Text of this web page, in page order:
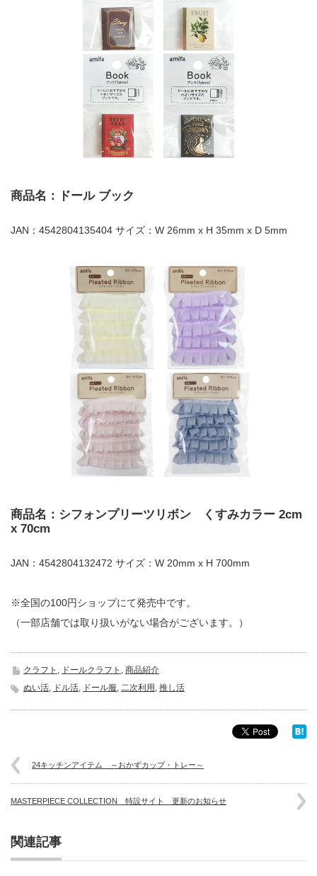
商品名：ドール ブック
JAN：4542804135404 サイズ：W 26mm x H 35mm x D 5mm
商品名：シフォンプリーツリボン くすみカラー 2cm
x 70cm
JAN：4542804132472 サイズ：W 20mm x H 700mm
※全国の100円ショップにて発売中です。
（一部店舗では取り扱いがない場合がございます。）
クラフト , ドールクラフト , 商品紹介
ぬい活, ドル活, ドール服, 二次利用 , 推し活
24キッチンアイテム ～おかずカップ・トレー～
MASTERPIECE COLLECTION 特設サイト 更新のお知らせ
関連記事